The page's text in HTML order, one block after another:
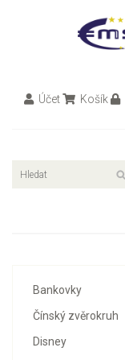
Účet Košík
Bankovky
Čínský zvěrokruh
Disney